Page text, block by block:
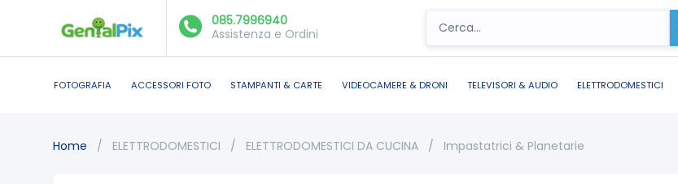
085.7996940
Assistenza e Ordini
FOTOGRAFIA ACCESSORI FOTO STAMPANTI & CARTE VIDEOCAMERE & DRONI TELEVISORI & AUDIO ELETTRODOMESTICI
Home / ELETTRODOMESTICI / ELETTRODOMESTICI DA CUCINA / Impastatrici & Planetarie